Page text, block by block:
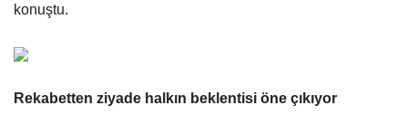
konuştu.
Rekabetten ziyade halkın beklentisi öne çıkıyor